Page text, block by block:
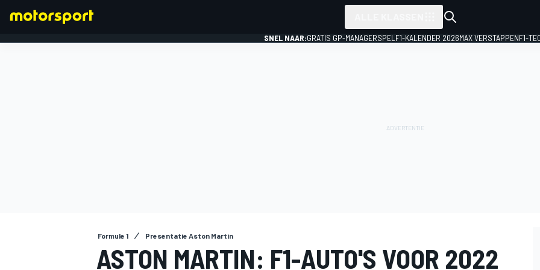
SNEL NAAR:GRATIS GP-MANAGERSPEL F1-KALENDER 2026MAX VERSTAPPENF1-
Formule 1 Presentatie Aston Martin
ASTON MARTIN: F1-AUTO'S VOOR 2022